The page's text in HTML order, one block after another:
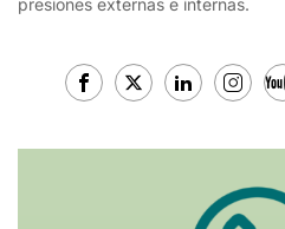
presiones externas e internas.